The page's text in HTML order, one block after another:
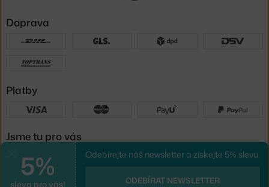
5%
sleva pro vás!
Odebírejte náš newsletter a získejte 5% slevu.
ODEBÍRAT NEWSLETTER
Doprava
Platby
Jsme tu pro vás
e-shop na míruod